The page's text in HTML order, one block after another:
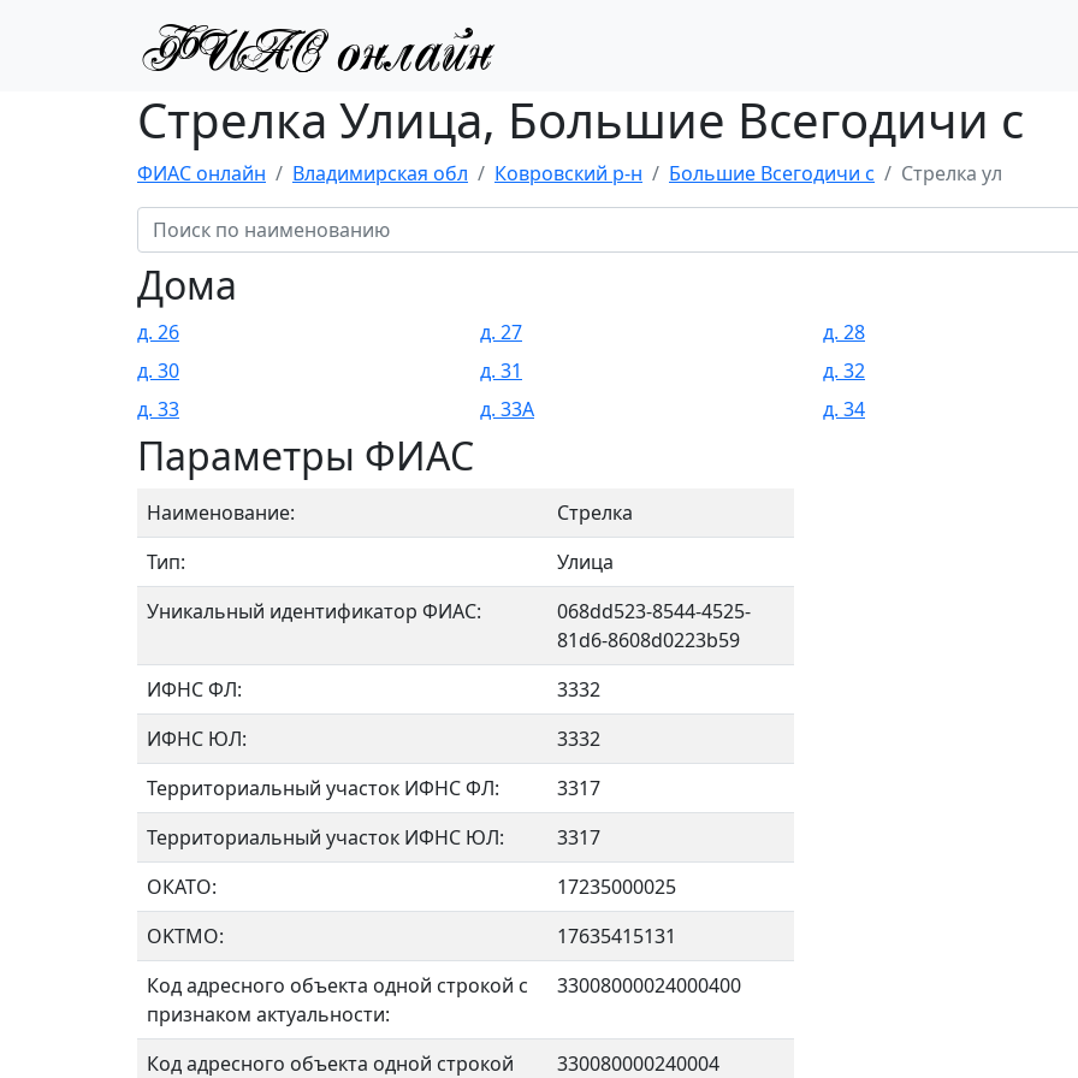
Стрелка Улица, Большие Всегодичи с
ФИАС онлайн Владимирская обл Ковровский р-н Большие Всегодичи с Стрелка ул
Дома
д. 26 д. 27 д. 28
д. 30
д. 31 д. 32
д. 33
д. 33А д. 34
Параметры ФИАС
Наименование:
Стрелка
Тип:
Улица
Уникальный идентификатор ФИАС:
068dd523-8544-4525-
81d6-8608d0223b59
ИФНС ФЛ:
3332
ИФНС ЮЛ:
3332
Территориальный участок ИФНС ФЛ:
3317
Территориальный участок ИФНС ЮЛ:
3317
ОКАТО:
17235000025
OKTMO:
17635415131
Код адресного объекта одной строкой с
признаком актуальности:
33008000024000400
Код адресного объекта одной строкой 330080000240004